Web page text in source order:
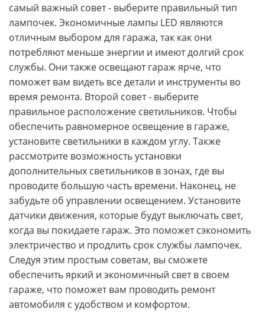
самый важный совет - выберите правильный тип
лампочек. Экономичные лампы LED являются
отличным выбором для гаража, так как они
потребляют меньше энергии и имеют долгий срок
службы. Они также освещают гараж ярче, что
поможет вам видеть все детали и инструменты во
время ремонта. Второй совет - выберите
правильное расположение светильников. Чтобы
обеспечить равномерное освещение в гараже,
установите светильники в каждом углу. Также
рассмотрите возможность установки
дополнительных светильников в зонах, где вы
проводите большую часть времени. Наконец, не
забудьте об управлении освещением. Установите
датчики движения, которые будут выключать свет,
когда вы покидаете гараж. Это поможет сэкономить
электричество и продлить срок службы лампочек.
Следуя этим простым советам, вы сможете
обеспечить яркий и экономичный свет в своем
гараже, что поможет вам проводить ремонт
автомобиля с удобством и комфортом.